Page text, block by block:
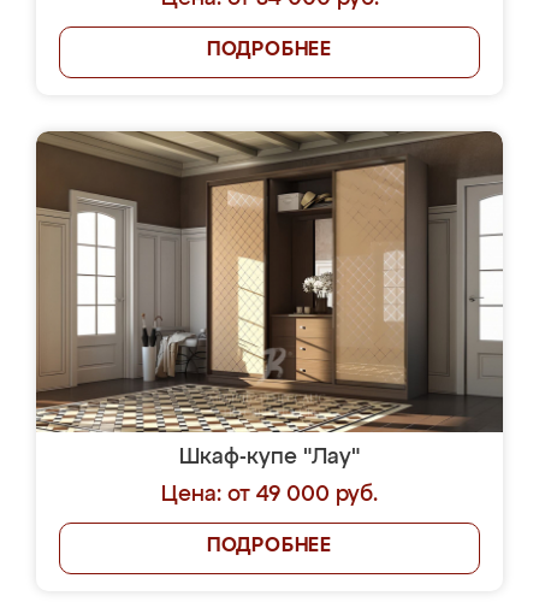
ПОДРОБНЕЕ
Шкаф-купе "Лау"
Цена: от 49 000 руб.
ПОДРОБНЕЕ